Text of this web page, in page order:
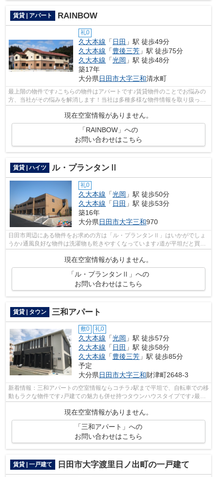
賃貸 | アパート RAINBOW
礼0
久大本線 「日田 」駅 徒歩49分
久大本線 「豊後三芳 」駅 徒歩75分
久大本線 「光岡 」駅 徒歩48分
築17年
大分県日田市大字三和清水町
最上階の物件です♪こちらの物件はアパートです♪賃貸物件のことでお悩みの
方、当社がその悩みを解消します！当社は多種多様な物件情報を取り扱って
いるので、きっとご希望の物件が見つ...
現在空室情報がありません。
「RAINBOW」への
お問い合わせはこちら
賃貸 | ハイツ ル・プランタンⅡ
礼0
久大本線 「光岡 」駅 徒歩50分
久大本線 「 日田 」駅 徒歩53分
築16年
大分県日田市大字三和970
日田市周辺にある物件をお求めの方は「ル・プランタンⅡ」はいかがでしょ
うか♪通風良好な物件は洗濯物も乾きやすくなっています♪道が平坦だと買い
現在空室情報がありません。
「ル・プランタンⅡ」への
お問い合わせはこちら
賃貸 | タウン 三和アパート
敷0 礼0
久大本線 「光岡 」駅 徒歩57分
久大本線 「 日田 」駅 徒歩58分
久大本線 「豊後三芳 」駅 徒歩85分
予定
大分県日田市大字三和財津町2648-3
新着情報：三和アパートの空室情報ならコチラ♪駅まで平坦で、自転車での移
動もラクな物件です♪戸建ての魅力も併せ持つタウンハウスタイプです♪最上
階の物件です♪できるだけ早めに不動...
現在空室情報がありません。
「三和アパート」への
お問い合わせはこちら
賃貸 | 一戸建て 日田市大字渡里日ノ出町の一戸建て